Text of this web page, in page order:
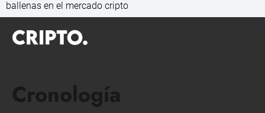
ballenas en el mercado cripto
Cronología